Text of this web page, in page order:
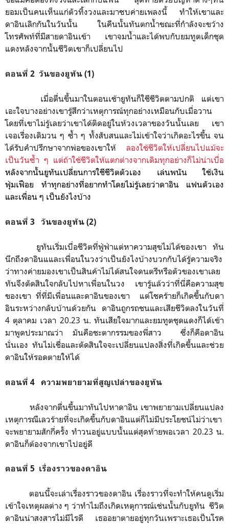
ยอมเป็นคนเห็นแก่ตัวทิ้งวงและมาซบค่ายเพลงนี้ ทำให้เขาและ
ดาอินเลิกกันในวันนั้น ในคืนนั้นทันตกน้ำขณะที่กำลังจะขว้าง
โทรศัพท์ที่มีสายดาอินเข้า เขาจมน้ำและได้พบกับยมทูตเด็กชุด
แดงหลังจากนั้นชีวิตเขาก็เปลี่ยนไป
ตอนที่ 2 วันของยูทัน (1)
เมื่อตื่นขึ้นมาในตอนเช้ายูทันก็ใชีชีวิตตามปกติ แต่เขา
เอะใจบางอย่างเขารู้สึกว่าเหตุการณ์ทุกอย่างเหมือนกับเมื่อวาน
โดยที่เขาไม่รู้เลยว่าเขาได้ติดอยู่ในห้วงเวลาของวันนั้นเลย เขา
เจอเรื่องเดิมวน ๆ ซ้ำ ๆ ทั้งสับสนและไม่เข้าใจว่าเกิดอะไรขึ้น จน
ได้รับคำปรึกษาจากพ่อของเขาให้ ลองใช้ชีวิตให้เปลี่ยนไปแม้จะ
เป็นวันซ้ำ ๆ แต่ถ้าใช้ชีวิตให้แตกต่างจากเดิมทุกอย่างก็ไม่น่าเบื่อ
หลังจากนั้นยูทันเปลี่ยนการใชีชีวิตตัวเอง เล่นพนัน ใช้เงิน
ฟุ่มเฟือย ทำทุกอย่างที่อยากทำโดยไม่รู้เลยว่าดาอิน แฟนตัวเอง
และเพื่อน ๆ เป็นยังไงบ้าง
ตอนที่ 3 วันของยูทัน (2)
ยูทันเริ่มเบื่อชีวิตที่ฟู่ฟ่าแต่หาความสุขไม่ได้ของเขา ทัน
นึกถึงดาอินแและเพื่อนในวงว่าเป็นยังไงบ้างบวกกับได้รู้ความจริง
ว่าทางค่ายมองเขาเป็นสินค้าไม่ได้สนใจดนตรีหรือตัวของเขาเลย
ทันจึงตัดสินใจกลับไปหาเพื่อนในวง เขารู้แล้วว่าที่นี่คือความสุข
ของเขา ที่ที่มีเพื่อนและดาอินของเขา แต่โชคร้ายก็เกิดขึ้นกับดา
อินระหว่างกลับบ้านด้วยกัน ดาอินถูกรถชนและเสียชีวิตลงในวันที่
4 ตุลาคม เวลา 20.23 น. ทันเสียใจมากและยมทูตชุดแดงก็ได้เข้า
มาพูดประมาณว่า มันคือชะตากรรมของพี่สาว ซึ่งก็คือดาอิน
นั่นเอง ทันไม่เชื่อและตัดสินใจจะเปลี่ยนแปลงสิ่งที่เกิดขึ้นและช่วย
ดาอินให้รอดตายให้ได้
ตอนที่ 4 ความพยายามที่สูญเปล่าของยูทัน
หลังจากตื่นขึ้นมาทันไปหาดาอิน เขาพยายามเปลี่ยนแปลง
เหตุการณืเลวร้ายที่จะเกิดขึ้นกับดาอินแต่ก็ไม่มีประโยชน์ไม่ว่าเขา
จะพยายามสักกี่ครั้ง ทำวนอยู่แบบนั้นแต่สุดท้ายพอเวลา 20.23 น.
ดาอินก็ต้องจากเขาไปอยู่ดี
ตอนที่ 5 เรื่องราวของดาอิน
ตอนนี้จะเล่าเรื่องราวของดาอิน เรื่องราวที่จะทำให้คนดูเริ่ม
เข้าใจเหตุผลต่าง ๆ ว่าทำไมถึงเกิดเหตุการณ์เช่นนั้นกับยูทัน ชีวิต
ดาอินน่าสงสารไม่มีไรดี เธออยาตายอยู่ทุกวันเพราะเธอเป็นโรค